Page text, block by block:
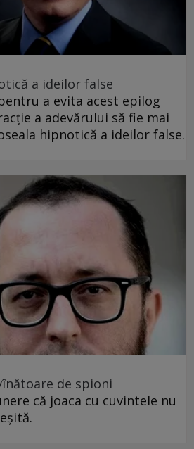
a ideilor false
a evita acest epilog
a adevărului să fie mai
hipnotică a ideilor false.
de spioni
că joaca cu cuvintele nu